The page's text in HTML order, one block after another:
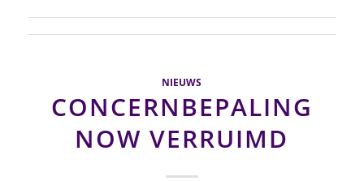
NIEUWS
CONCERNBEPALING
NOW VERRUIMD